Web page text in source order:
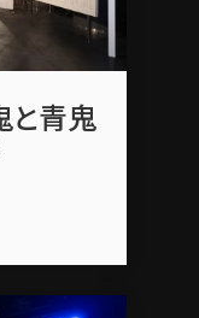
と青鬼